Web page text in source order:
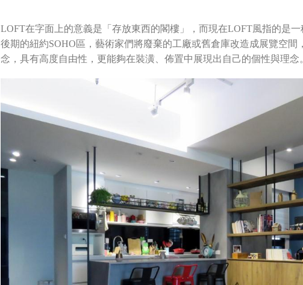
LOFT在字面上的意義是「存放東西的閣樓」，而現在LOFT風指的是
後期的紐約SOHO區，藝術家們將廢棄的工廠或舊倉庫改造成展覽空
念，具有高度自由性，更能夠在裝潢、佈置中展現出自己的個性與理念